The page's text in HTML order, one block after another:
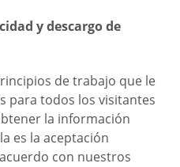
y descargo de
de trabajo que le
para todos los visitantes
la información
es la aceptación
con nuestros